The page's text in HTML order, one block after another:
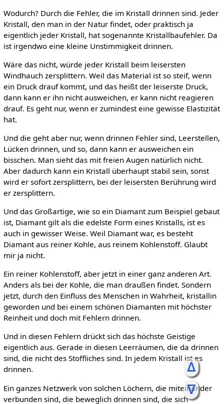
ᐃ
ᐁ
Wodurch? Durch die Fehler, die im Kristall drinnen sind. Jeder
Kristall, den man in der Natur findet, oder praktisch ja
eigentlich jeder Kristall, hat sogenannte Kristallbaufehler. Da
ist irgendwo eine kleine Unstimmigkeit drinnen.
Wäre das nicht, würde jeder Kristall beim leisersten
Windhauch zersplittern. Weil das Material ist so steif, wenn
ein Druck drauf kommt, und das heißt der leiserste Druck,
dann kann er ihn nicht ausweichen, er kann nicht reagieren
drauf. Es geht nur, wenn er zumindest eine gewisse Elastizität
hat.
Und die geht aber nur, wenn drinnen Fehler sind, Leerstellen,
Lücken drinnen, und so, dann kann er ausweichen ein
bisschen. Man sieht das mit freien Augen natürlich nicht.
Aber dadurch kann ein Kristall überhaupt stabil sein, sonst
wird er sofort zersplittern, bei der leisersten Berührung wird
er zersplittern.
Und das Großartige, wie so ein Diamant zum Beispiel gebaut
ist, Diamant gilt als die edelste Form eines Kristalls, ist es
auch in gewisser Weise. Weil Diamant war, es besteht
Diamant aus reiner Kohle, aus reinem Kohlenstoff. Glaubt
mir ja nicht.
Ein reiner Kohlenstoff, aber jetzt in einer ganz anderen Art.
Anders als bei der Kohle, die man draußen findet. Sondern
jetzt, durch den Einfluss des Menschen in Wahrheit, kristallin
geworden und bei einem schönen Diamanten mit höchster
Reinheit und doch mit Fehlern drinnen.
Und in diesen Fehlern drückt sich das höchste Geistige
eigentlich aus. Gerade in diesen Leerräumen, die da drinnen
sind, die nicht des Stoffliches sind. In jedem Kristall ist es
drinnen.
Ein ganzes Netzwerk von solchen Löchern, die miteinander
verbunden sind, die beweglich drinnen sind, die sich